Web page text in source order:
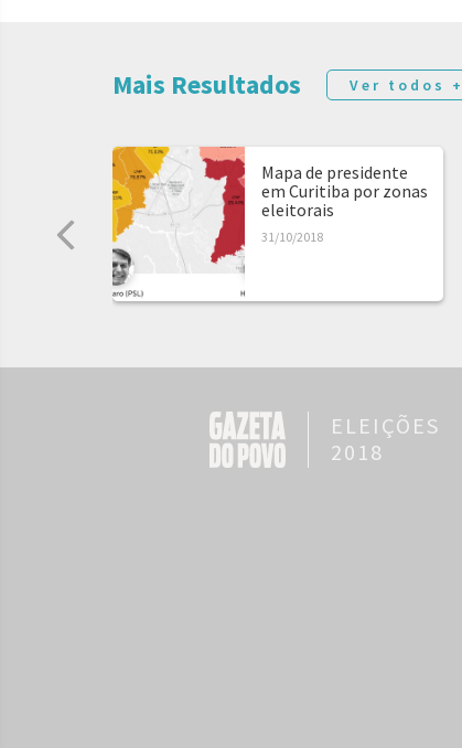
Mais Resultados Ver todos +
Mapa de presidente
em Curitiba por zonas
eleitorais
31/10/2018
ELEIÇÕES
2018